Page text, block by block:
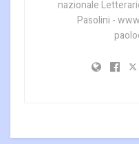
nazionale
Pasolini -